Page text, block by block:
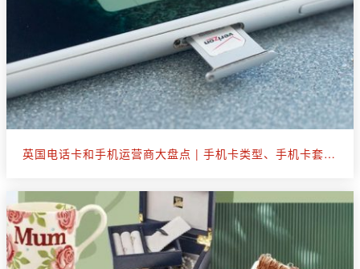
英国电话卡和手机运营商大盘点 | 手机卡类型、手机卡套餐选购